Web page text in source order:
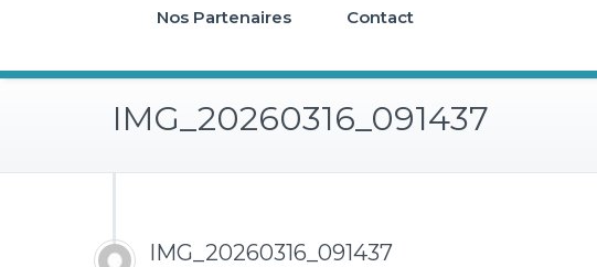
Nos Partenaires Contact
IMG_20260316_091437
IMG_20260316_091437